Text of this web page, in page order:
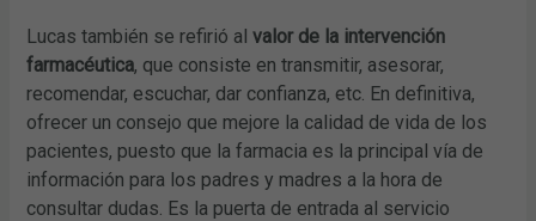
Lucas también se refirió alvalor de la intervención
farmacéutica, que consiste en transmitir, asesorar,
recomendar, escuchar, dar confianza, etc. En definitiva,
ofrecer un consejo que mejore la calidad de vida de los
pacientes, puesto que la farmacia es la principal vía de
información para los padres y madres a la hora de
consultar dudas. Es la puerta de entrada al servicio